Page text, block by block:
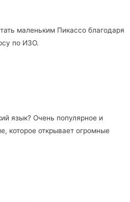
маленьким Пикассо благодаря
по ИЗО.
язык? Очень популярное и
которое открывает огромные